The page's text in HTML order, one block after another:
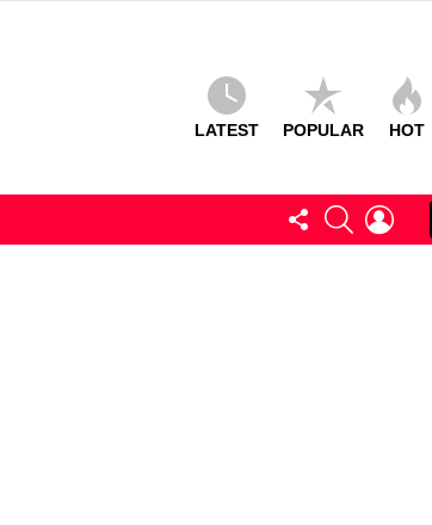
LATEST POPULAR HOT
FOLLOW
US
SEARCHLOGIN